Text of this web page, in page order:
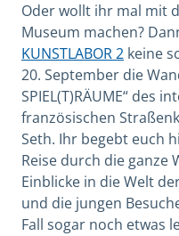
Oder wollt ihr mal mit
Museum machen?
KUNSTLABOR 2 keine
20. September die
SPIEL(T)RÄUME“ des
französischen
Seth. Ihr begebt euch
Reise durch die ganze
Einblicke in die Welt
und die jungen
Fall sogar noch etwas